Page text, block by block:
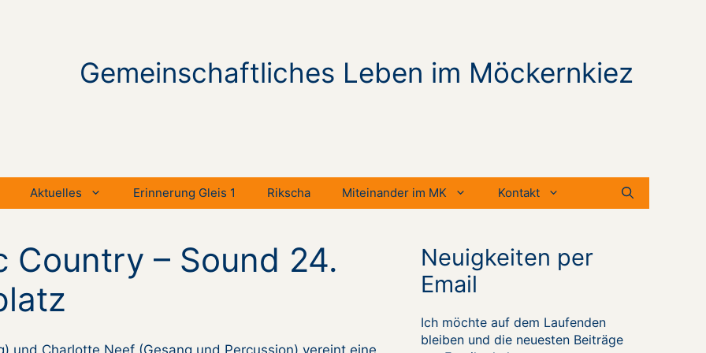
Gemeinschaftliches Leben im Möckernkiez
Aktuelles Erinnerung Gleis 1 Rikscha Miteinander im MK Kontakt
Country – Sound 24.
Neuigkeiten per
Email
Ich möchte auf dem Laufenden
bleiben und die neuesten Beiträge